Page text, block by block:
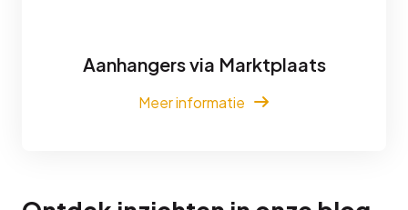
Aanhangers via Marktplaats
Meer informatie